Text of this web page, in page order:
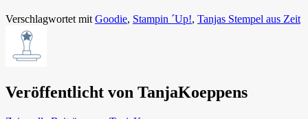
Verschlagwortet mitGoodie, Stampin ´Up!, Tanjas Stempel aus Zeit
Veröffentlicht von TanjaKoeppens